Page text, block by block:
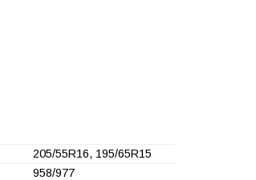
205/55R16, 195/65R15
958/977